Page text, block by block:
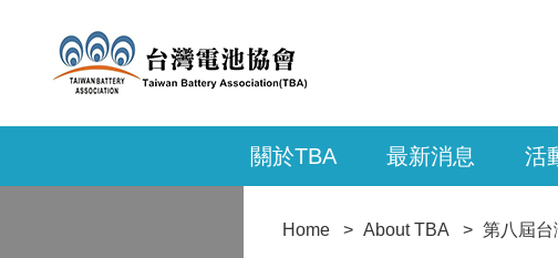
關於TBA 最新消息 活
Home About TBA 第八屆台